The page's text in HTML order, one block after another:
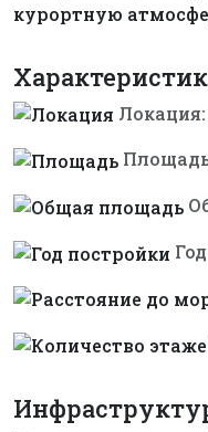
курортную
Локация: